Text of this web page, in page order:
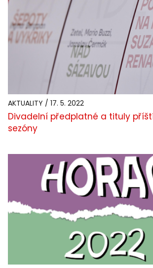
AKTUALITY / 17. 5. 2022
Divadelní předplatné a tituly
sezóny